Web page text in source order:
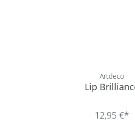
Artdeco
Lip
12,95 €*